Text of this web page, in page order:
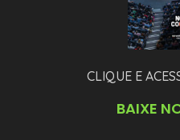
CLIQUE E
BAIXE